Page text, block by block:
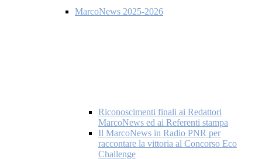
MarcoNews 2025-2026
Riconoscimenti finali ai Redattori
MarcoNews ed ai Referenti stampa
Il MarcoNews in Radio PNR per
raccontare la vittoria al Concorso Eco
Challenge